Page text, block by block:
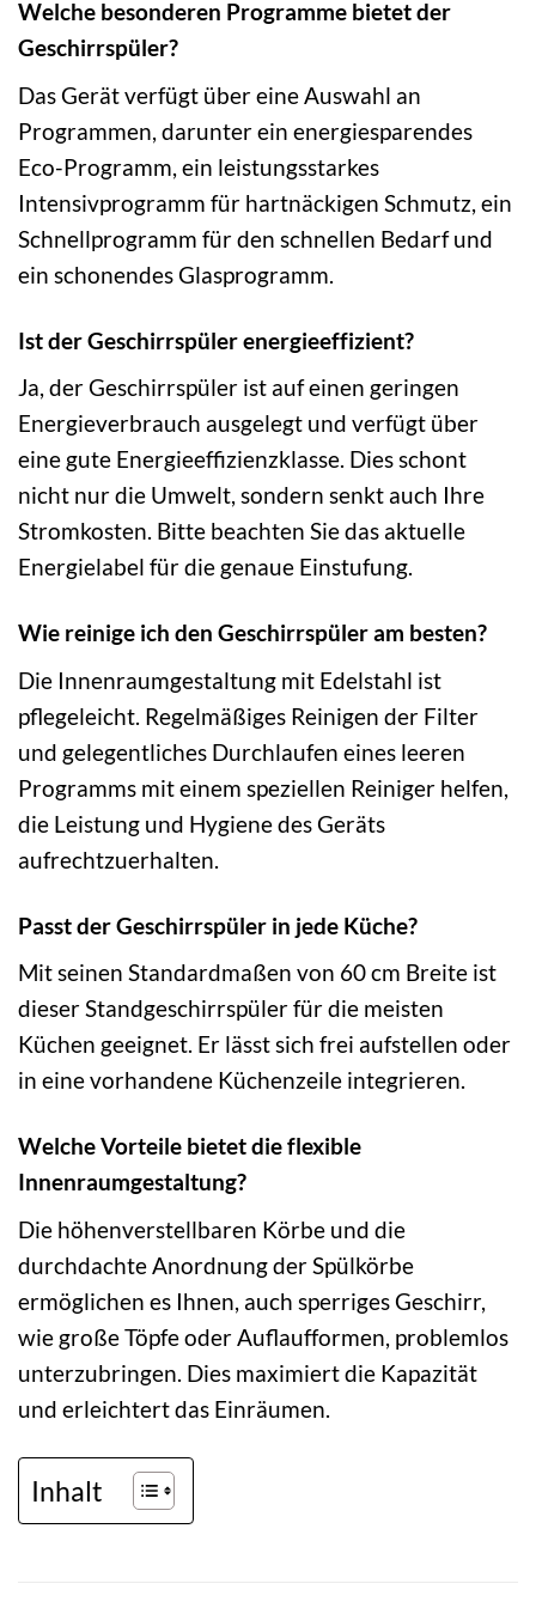
Welche besonderen Programme bietet der
Geschirrspüler?
Das Gerät verfügt über eine Auswahl an
Programmen, darunter ein energiesparendes
Eco-Programm, ein leistungsstarkes
Intensivprogramm für hartnäckigen Schmutz, ein
Schnellprogramm für den schnellen Bedarf und
ein schonendes Glasprogramm.
Ist der Geschirrspüler energieeffizient?
Ja, der Geschirrspüler ist auf einen geringen
Energieverbrauch ausgelegt und verfügt über
eine gute Energieeffizienzklasse. Dies schont
nicht nur die Umwelt, sondern senkt auch Ihre
Stromkosten. Bitte beachten Sie das aktuelle
Energielabel für die genaue Einstufung.
Wie reinige ich den Geschirrspüler am besten?
Die Innenraumgestaltung mit Edelstahl ist
pflegeleicht. Regelmäßiges Reinigen der Filter
und gelegentliches Durchlaufen eines leeren
Programms mit einem speziellen Reiniger helfen,
die Leistung und Hygiene des Geräts
aufrechtzuerhalten.
Passt der Geschirrspüler in jede Küche?
Mit seinen Standardmaßen von 60 cm Breite ist
dieser Standgeschirrspüler für die meisten
Küchen geeignet. Er lässt sich frei aufstellen oder
in eine vorhandene Küchenzeile integrieren.
Welche Vorteile bietet die flexible
Innenraumgestaltung?
Die höhenverstellbaren Körbe und die
durchdachte Anordnung der Spülkörbe
ermöglichen es Ihnen, auch sperriges Geschirr,
wie große Töpfe oder Auflaufformen, problemlos
unterzubringen. Dies maximiert die Kapazität
und erleichtert das Einräumen.
Inhalt